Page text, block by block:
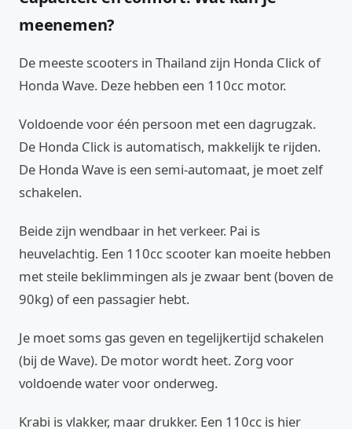
meenemen?
De meeste scooters in Thailand zijn Honda Click of
Honda Wave. Deze hebben een 110cc motor.
Voldoende voor één persoon met een dagrugzak.
De Honda Click is automatisch, makkelijk te rijden.
De Honda Wave is een semi-automaat, je moet zelf
schakelen.
Beide zijn wendbaar in het verkeer. Pai is
heuvelachtig. Een 110cc scooter kan moeite hebben
met steile beklimmingen als je zwaar bent (boven de
90kg) of een passagier hebt.
Je moet soms gas geven en tegelijkertijd schakelen
(bij de Wave). De motor wordt heet. Zorg voor
voldoende water voor onderweg.
Krabi is vlakker, maar drukker. Een 110cc is hier